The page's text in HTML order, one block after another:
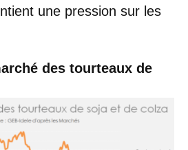
une pression sur les
des tourteaux de